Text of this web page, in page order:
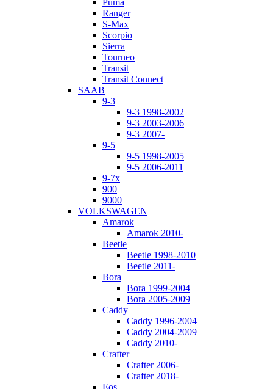
Ranger
S-Max
Scorpio
Sierra
Tourneo
Transit
Transit Connect
SAAB
9-3
9-3 1998-2002
9-3 2003-2006
9-3 2007-
9-5
9-5 1998-2005
9-5 2006-2011
9-7x
900
9000
VOLKSWAGEN
Amarok
Amarok 2010-
Beetle
Beetle 1998-2010
Beetle 2011-
Bora
Bora 1999-2004
Bora 2005-2009
Caddy
Caddy 1996-2004
Caddy 2004-2009
Caddy 2010-
Crafter
Crafter 2006-
Crafter 2018-
Eos